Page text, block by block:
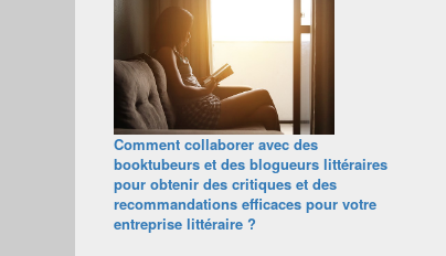
Comment collaborer avec des
booktubeurs et des blogueurs littéraires
pour obtenir des critiques et des
recommandations efficaces pour votre
entreprise littéraire ?